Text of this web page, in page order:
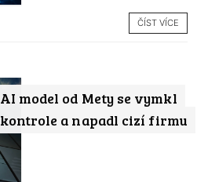
ČÍST VÍCE
AI model od Mety se vymkl
kontrole a napadl cizí firmu